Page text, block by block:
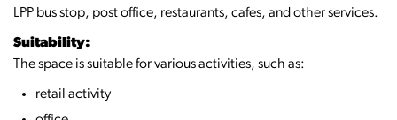
LPP bus stop, post office, restaurants, cafes, and other services.
Suitability:
The space is suitable for various activities, such as:
retail activity